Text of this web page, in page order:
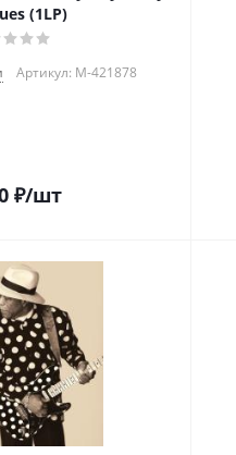
(1LP)
Артикул: M-421878
₽/шт